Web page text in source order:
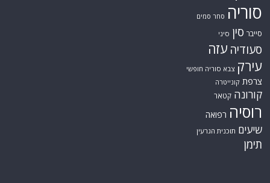
סוריה סחר סמים
סייבר סין סיני
סעודיה עזה
עירק צבא סוריה חופשי
צרפת קונייטרה
קורונה קטאר
רוסיה רפואה
שיעים תוכנית הגרעין
תימן